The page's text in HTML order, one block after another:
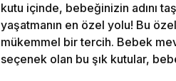
kutu içinde, bebeğinizin adını
yaşatmanın en özel yolu! Bu
mükemmel bir tercih. Bebek
seçenek olan bu şık kutular,